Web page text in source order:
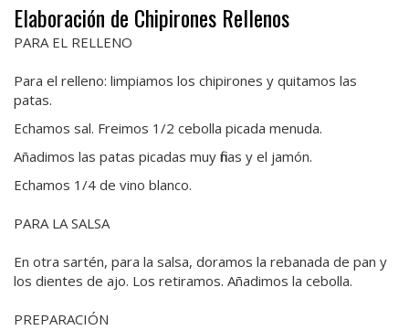
Elaboración de Chipirones Rellenos
PARA EL RELLENO
Para el relleno: limpiamos los chipirones y quitamos las
patas.
Echamos sal. Freimos 1/2 cebolla picada menuda.
Añadimos las patas picadas muy finas y el jamón.
Echamos 1/4 de vino blanco.
PARA LA SALSA
En otra sartén, para la salsa, doramos la rebanada de pan y
los dientes de ajo. Los retiramos. Añadimos la cebolla.
PREPARACIÓN